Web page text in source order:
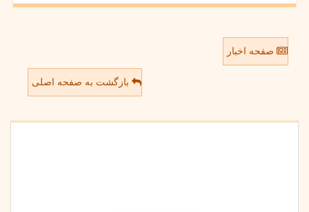
صفحه اخبار
بازگشت به صفحه اصلی